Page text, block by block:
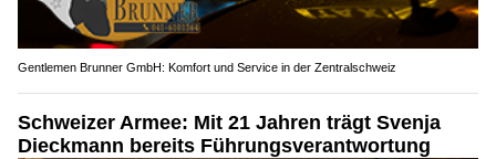
Gentlemen Brunner GmbH: Komfort und Service in der Zentralschweiz
Schweizer Armee: Mit 21 Jahren trägt Svenja
Dieckmann bereits Führungsverantwortung